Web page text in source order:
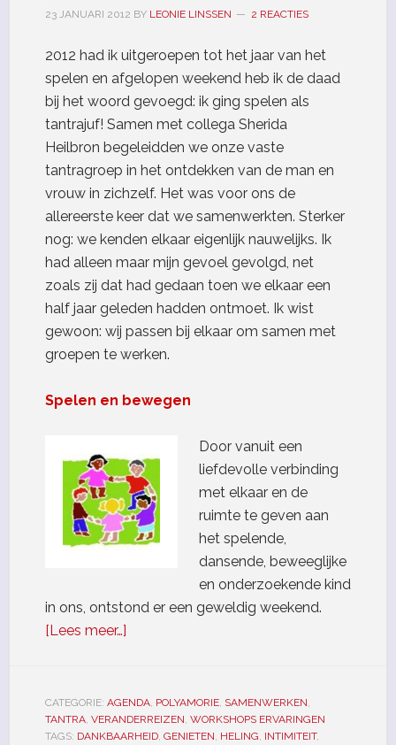
23 JANUARI 2012 BY LEONIE LINSSEN 2 REACTIES
2012 had ik uitgeroepen tot het jaar van het
spelen en afgelopen weekend heb ik de daad
bij het woord gevoegd: ik ging spelen als
tantrajuf! Samen met collega Sherida
Heilbron begeleidden we onze vaste
tantragroep in het ontdekken van de man en
vrouw in zichzelf. Het was voor ons de
allereerste keer dat we samenwerkten. Sterker
nog: we kenden elkaar eigenlijk nauwelijks. Ik
had alleen maar mijn gevoel gevolgd, net
zoals zij dat had gedaan toen we elkaar een
half jaar geleden hadden ontmoet. Ik wist
gewoon: wij passen bij elkaar om samen met
groepen te werken.
Spelen en bewegen
Door vanuit een
liefdevolle verbinding
met elkaar en de
ruimte te geven aan
het spelende,
dansende, beweeglijke
en onderzoekende kind
in ons, ontstond er een geweldig weekend.
[Lees meer…]
CATEGORIE: AGENDA, POLYAMORIE, SAMENWERKEN,
TANTRA, VERANDERREIZEN, WORKSHOPS ERVARINGEN
TAGS: DANKBAARHEID, GENIETEN, HELING, INTIMITEIT,